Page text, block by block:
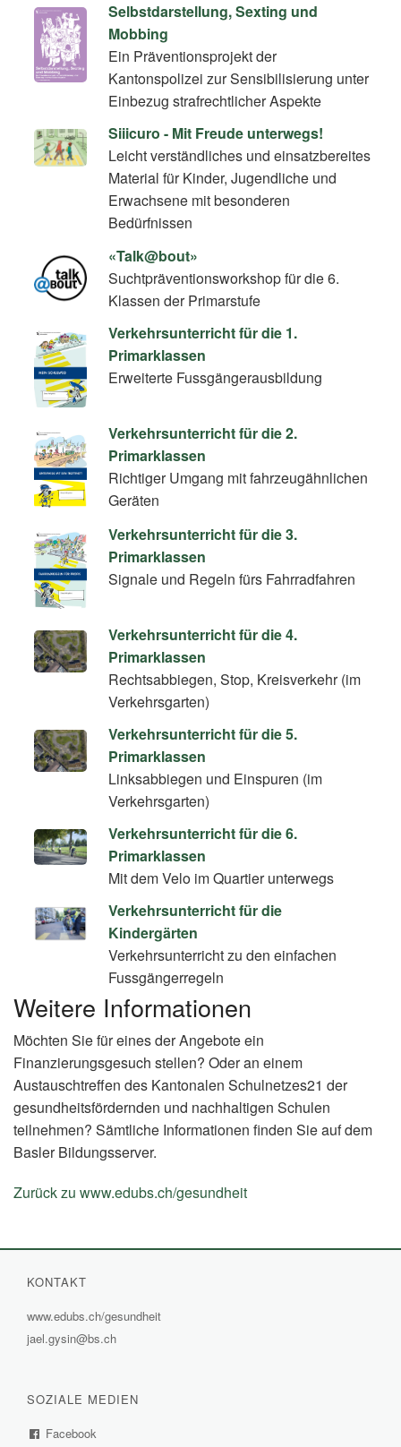
Selbstdarstellung, Sexting und
Mobbing
Ein Präventionsprojekt der
Kantonspolizei zur Sensibilisierung unter
Einbezug strafrechtlicher Aspekte
Siiicuro - Mit Freude unterwegs!
Leicht verständliches und einsatzbereites
Material für Kinder, Jugendliche und
Erwachsene mit besonderen
Bedürfnissen
«Talk@bout»
Suchtpräventionsworkshop für die 6.
Klassen der Primarstufe
Verkehrsunterricht für die 1.
Primarklassen
Erweiterte Fussgängerausbildung
Verkehrsunterricht für die 2.
Primarklassen
Richtiger Umgang mit fahrzeugähnlichen
Geräten
Verkehrsunterricht für die 3.
Primarklassen
Signale und Regeln fürs Fahrradfahren
Verkehrsunterricht für die 4.
Primarklassen
Rechtsabbiegen, Stop, Kreisverkehr (im
Verkehrsgarten)
Verkehrsunterricht für die 5.
Primarklassen
Linksabbiegen und Einspuren (im
Verkehrsgarten)
Verkehrsunterricht für die 6.
Primarklassen
Mit dem Velo im Quartier unterwegs
Verkehrsunterricht für die
Kindergärten
Verkehrsunterricht zu den einfachen
Fussgängerregeln
Weitere Informationen
Möchten Sie für eines der Angebote ein
Finanzierungsgesuch stellen? Oder an einem
Austauschtreffen des Kantonalen Schulnetzes21 der
gesundheitsfördernden und nachhaltigen Schulen
teilnehmen? Sämtliche Informationen finden Sie auf dem
Basler Bildungsserver.
Zurück zu www.edubs.ch/gesundheit
KONTAKT
www.edubs.ch/gesundheit
jael.gysin@bs.ch
SOZIALE MEDIEN
Facebook